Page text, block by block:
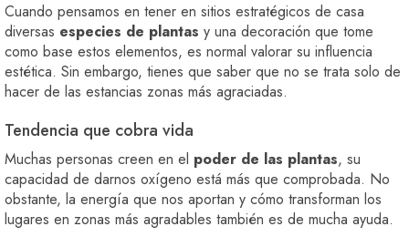
Cuando pensamos en tener en sitios estratégicos de casa
diversas especies de plantas y una decoración que tome
como base estos elementos, es normal valorar su influencia
estética. Sin embargo, tienes que saber que no se trata solo de
hacer de las estancias zonas más agraciadas.
Tendencia que cobra vida
Muchas personas creen en el poder de las plantas, su
capacidad de darnos oxígeno está más que comprobada. No
obstante, la energía que nos aportan y cómo transforman los
lugares en zonas más agradables también es de mucha ayuda.